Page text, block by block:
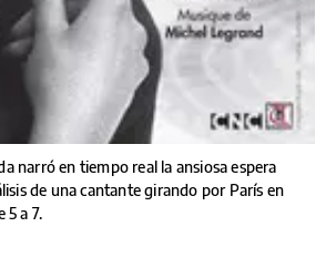
narró en tiempo real la ansiosa espera
de una cantante girando por París en
5 a 7.